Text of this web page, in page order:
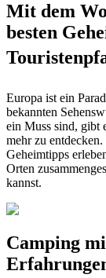
Mit dem
besten
Europa ist ein
bekannten
ein Muss sind, gibt
mehr zu
Geheimtipps
Orten
kannst.
Camping